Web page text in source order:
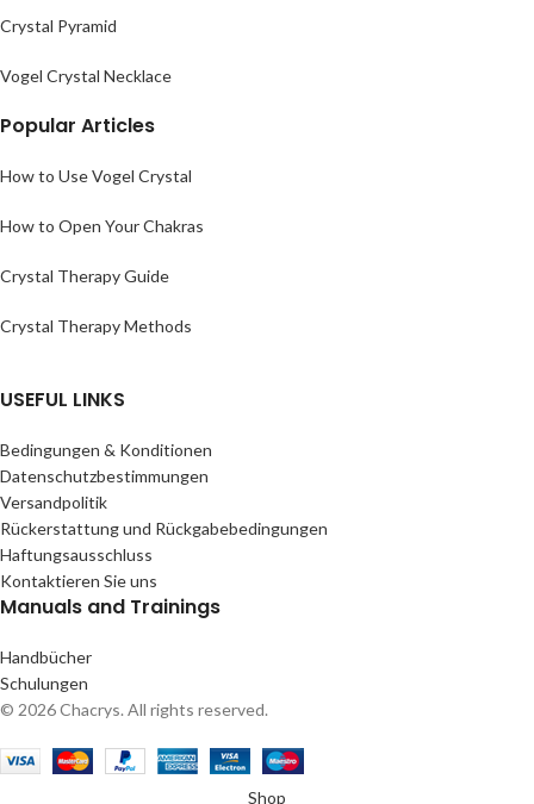
Crystal Pyramid
Vogel Crystal Necklace
Popular Articles
How to Use Vogel Crystal
How to Open Your Chakras
Crystal Therapy Guide
Crystal Therapy Methods
USEFUL LINKS
Bedingungen & Konditionen
Datenschutzbestimmungen
Versandpolitik
Rückerstattung und Rückgabebedingungen
Haftungsausschluss
Kontaktieren Sie uns
Manuals and Trainings
Handbücher
Schulungen
© 2026 Chacrys. All rights reserved.
Shop